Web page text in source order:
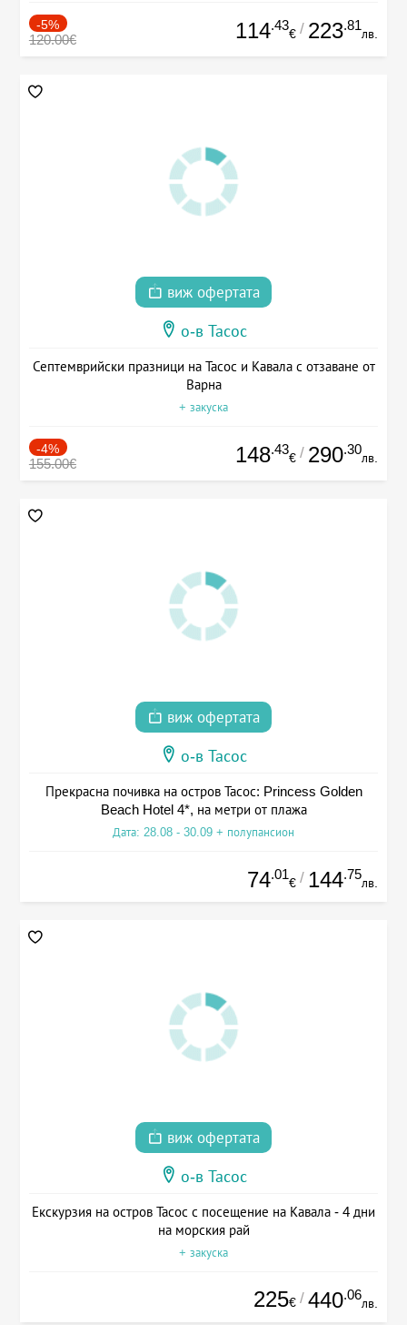
-5%
120.00€ 114.43
€ / 223.81
лв.
виж офертата
о-в Тасос
Септемврийски празници на Тасос и Кавала с отзаване от
Варна
+ закуска
-4%
155.00€ 148.43
€ / 290.30
лв.
виж офертата
о-в Тасос
Прекрасна почивка на остров Тасос: Princess Golden
Beach Hotel 4*, на метри от плажа
Дата: 28.08 - 30.09 + полупансион
74.01
€ / 144.75
лв.
виж офертата
о-в Тасос
Екскурзия на остров Тасос с посещение на Кавала - 4 дни
на морския рай
+ закуска
225€ / 440.06
лв.